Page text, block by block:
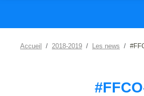
Accueil 2018-2019 Les news